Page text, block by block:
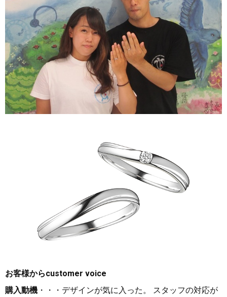
お客様からcustomer voice
購入動機 ・・・デザインが気に入った。 スタッフの対応が